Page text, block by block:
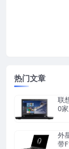
热门文章
联
0
外
带